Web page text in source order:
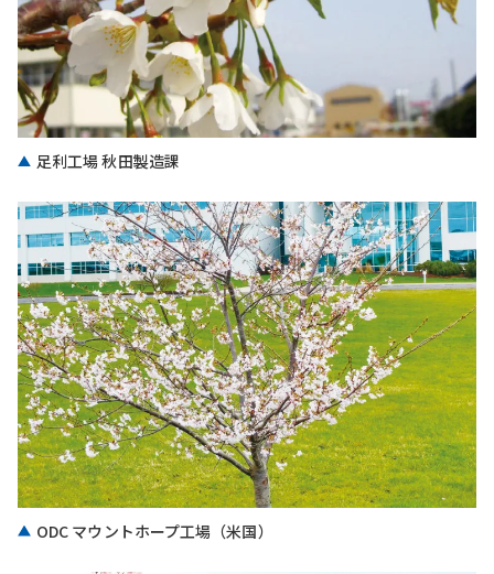
足利工場 秋田製造課
ODC マウントホープ工場（米国）